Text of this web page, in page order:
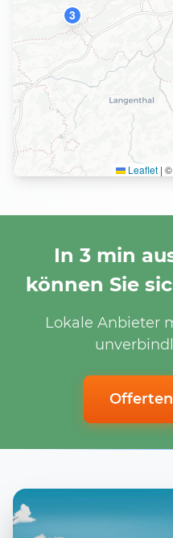
3
Leaflet | ©
In 3 min
können Sie
Lokale Anbieter